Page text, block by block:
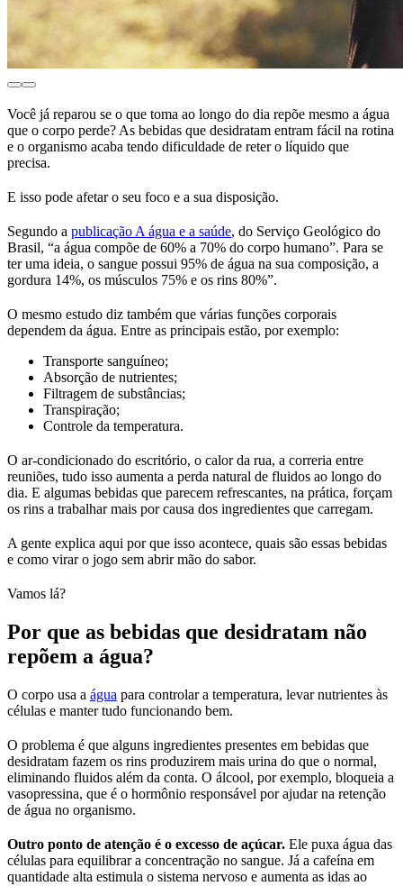
Você já reparou se o que toma ao longo do dia repõe mesmo a água
que o corpo perde? As bebidas que desidratam entram fácil na rotina
e o organismo acaba tendo dificuldade de reter o líquido que
precisa.
E isso pode afetar o seu foco e a sua disposição.
Segundo a publicação A água e a saúde, do Serviço Geológico do
Brasil, “a água compõe de 60% a 70% do corpo humano”. Para se
ter uma ideia, o sangue possui 95% de água na sua composição, a
gordura 14%, os músculos 75% e os rins 80%”.
O mesmo estudo diz também que várias funções corporais
dependem da água. Entre as principais estão, por exemplo:
Transporte sanguíneo;
Absorção de nutrientes;
Filtragem de substâncias;
Transpiração;
Controle da temperatura.
O ar-condicionado do escritório, o calor da rua, a correria entre
reuniões, tudo isso aumenta a perda natural de fluidos ao longo do
dia. E algumas bebidas que parecem refrescantes, na prática, forçam
os rins a trabalhar mais por causa dos ingredientes que carregam.
A gente explica aqui por que isso acontece, quais são essas bebidas
e como virar o jogo sem abrir mão do sabor.
Vamos lá?
Por que as bebidas que desidratam não
repõem a água?
O corpo usa a água para controlar a temperatura, levar nutrientes às
células e manter tudo funcionando bem.
O problema é que alguns ingredientes presentes em bebidas que
desidratam fazem os rins produzirem mais urina do que o normal,
eliminando fluidos além da conta. O álcool, por exemplo, bloqueia a
vasopressina, que é o hormônio responsável por ajudar na retenção
de água no organismo.
Outro ponto de atenção é o excesso de açúcar. Ele puxa água das
células para equilibrar a concentração no sangue. Já a cafeína em
quantidade alta estimula o sistema nervoso e aumenta as idas ao